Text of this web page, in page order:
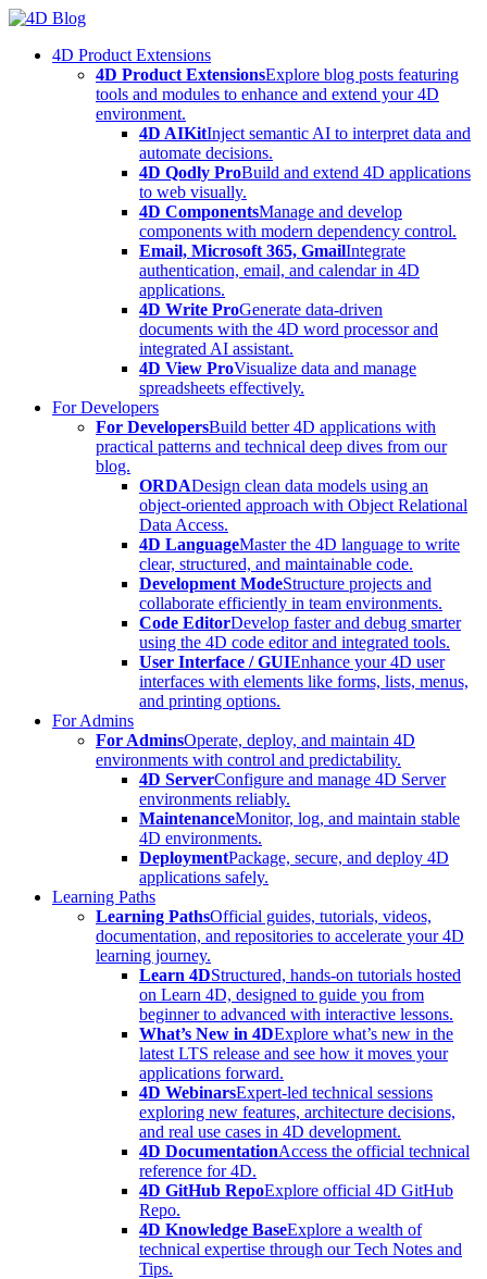
Skip
content4D Product Extensions
4D Product ExtensionsExplore blog posts featuring
tools and modules to enhance and extend your 4D
environment.
4D AIKitInject semantic AI to interpret data and
automate decisions.
4D Qodly ProBuild and extend 4D applications
to web visually.
4D ComponentsManage and develop
components with modern dependency control.
Email, Microsoft 365, GmailIntegrate
authentication, email, and calendar in 4D
applications.
4D Write ProGenerate data-driven
documents with the 4D word processor and
integrated AI assistant.
4D View ProVisualize data and manage
spreadsheets effectively.
For Developers
For DevelopersBuild better 4D applications with
practical patterns and technical deep dives from our
blog.
ORDADesign clean data models using an
object-oriented approach with Object Relational
Data Access.
4D LanguageMaster the 4D language to write
clear, structured, and maintainable code.
Development ModeStructure projects and
collaborate efficiently in team environments.
Code EditorDevelop faster and debug smarter
using the 4D code editor and integrated tools.
User Interface / GUIEnhance your 4D user
interfaces with elements like forms, lists, menus,
and printing options.
For Admins
For AdminsOperate, deploy, and maintain 4D
environments with control and predictability.
4D ServerConfigure and manage 4D Server
environments reliably.
MaintenanceMonitor, log, and maintain stable
4D environments.
DeploymentPackage, secure, and deploy 4D
applications safely.
Learning Paths
Learning PathsOfficial guides, tutorials, videos,
documentation, and repositories to accelerate your 4D
learning journey.
Learn 4DStructured, hands-on tutorials hosted
on Learn 4D, designed to guide you from
beginner to advanced with interactive lessons.
What’s New in 4DExplore what’s new in the
latest LTS release and see how it moves your
applications forward.
4D WebinarsExpert-led technical sessions
exploring new features, architecture decisions,
and real use cases in 4D development.
4D DocumentationAccess the official technical
reference for 4D.
4D GitHub RepoExplore official 4D GitHub
Repo.
4D Knowledge BaseExplore a wealth of
technical expertise through our Tech Notes and
Tips.